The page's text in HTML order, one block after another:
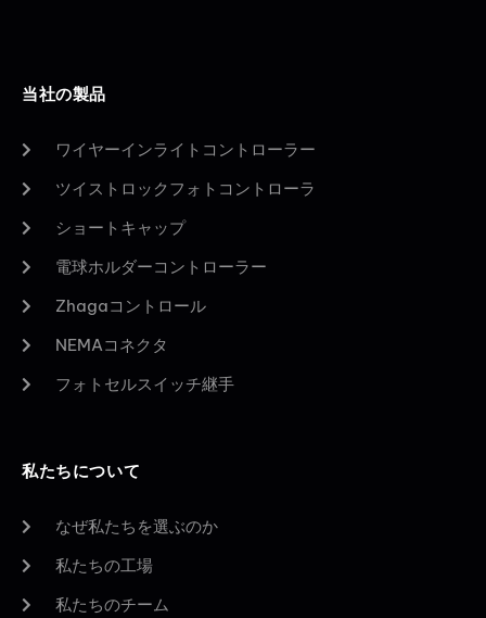
当社の製品
ワイヤーインライトコントローラー
ツイストロックフォトコントローラ
ショートキャップ
電球ホルダーコントローラー
Zhagaコントロール
NEMAコネクタ
フォトセルスイッチ継手
私たちについて
なぜ私たちを選ぶのか
私たちの工場
私たちのチーム